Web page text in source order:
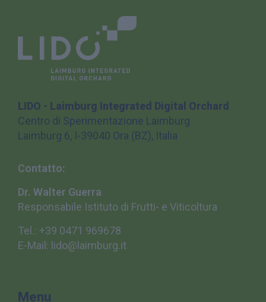
LIDO - Laimburg Integrated Digital Orchard
Centro di Sperimentazione Laimburg
Laimburg 6, I-39040 Ora (BZ), Italia
Contatto:
Dr. Walter Guerra
Responsabile Istituto di Frutti- e Viticoltura
Tel.: +39 0471 969678
E-Mail: lido@laimburg.it
Menu